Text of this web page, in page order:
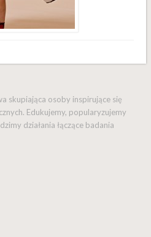
skupiająca osoby inspirujące się
Edukujemy, popularyzujemy
działania łączące badania